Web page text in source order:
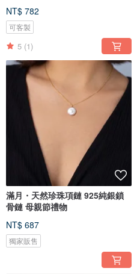
NT$ 782
可客製
5 (1)
滿月・天然珍珠項鏈 925純銀鎖
骨鏈 母親節禮物
NT$ 687
獨家販售